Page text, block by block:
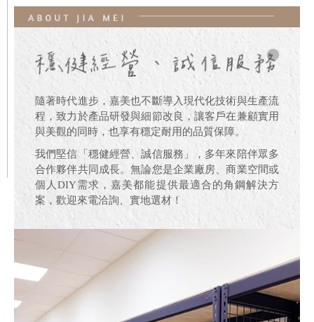
隨著時代進步，嘉美也不斷導入現代化技術與生產流
程，致力於產品研發與細節改良，讓客戶在兼顧實用
與美觀的同時，也享有穩定耐用的品質保障。
我們堅信「穩健經營、誠信服務」，多年來陪伴眾多
合作夥伴共同成長。無論您是企業廠房、商業空間或
個人DIY需求，嘉美都能提供最適合的角鋼解決方
案，歡迎來電洽詢、實地選材！